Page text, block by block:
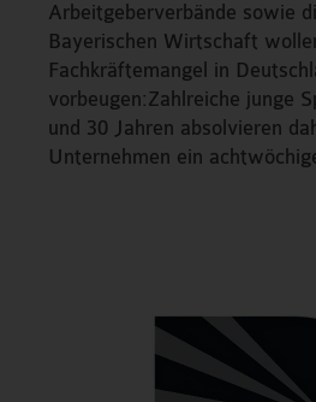
Arbeitgeberverbände sowie
Bayerischen Wirtschaft
Fachkräftemangel in
vorbeugen:Zahlreiche junge
und 30 Jahren absolvieren
Unternehmen ein